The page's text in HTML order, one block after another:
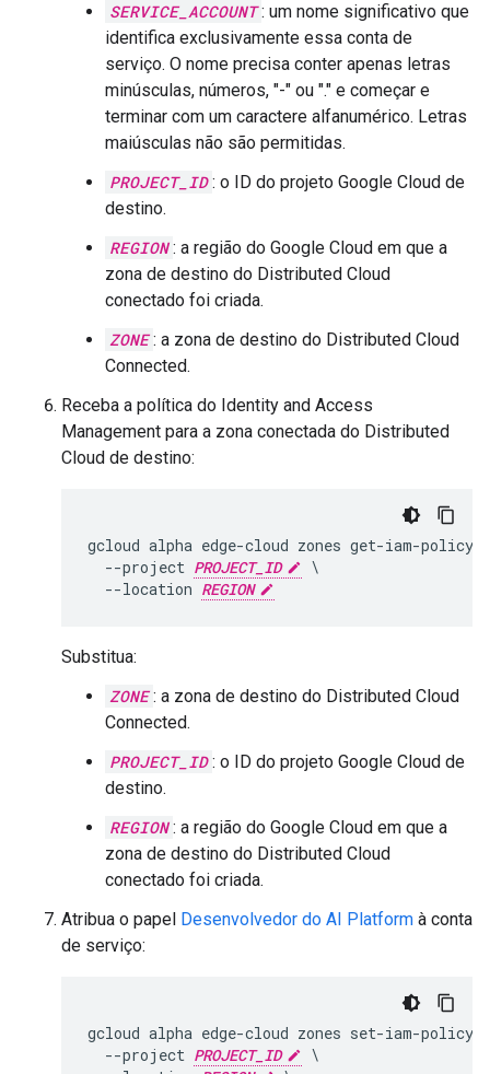
SERVICE_ACCOUNT : um nome significativo que
identifica exclusivamente essa conta de
serviço. O nome precisa conter apenas letras
minúsculas, números, "-" ou "." e começar e
terminar com um caractere alfanumérico. Letras
maiúsculas não são permitidas.
PROJECT_ID : o ID do projeto Google Cloud de
destino.
REGION : a região do Google Cloud em que a
zona de destino do Distributed Cloud
conectado foi criada.
ZONE : a zona de destino do Distributed Cloud
Connected.
Receba a política do Identity and Access
Management para a zona conectada do Distributed
Cloud de destino:
gcloud alpha edge-cloud zones get-iam-policy
  --project
PROJECT_ID
\
  --location
REGION
Substitua:
ZONE : a zona de destino do Distributed Cloud
Connected.
PROJECT_ID : o ID do projeto Google Cloud de
destino.
REGION : a região do Google Cloud em que a
zona de destino do Distributed Cloud
conectado foi criada.
Atribua o papel Desenvolvedor do AI Platform à conta
de serviço:
gcloud alpha edge-cloud zones set-iam-policy
  --project
PROJECT_ID
\